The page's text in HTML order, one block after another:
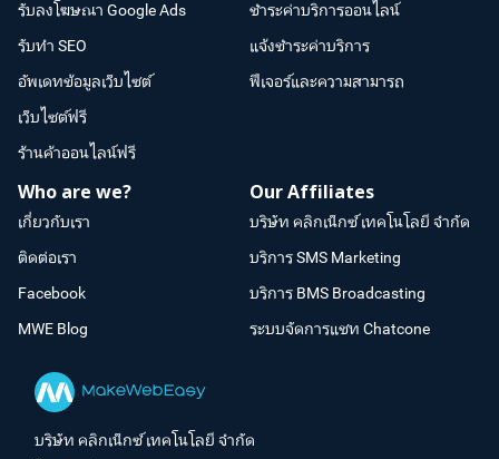
รับลงโฆษณา Google Ads
รับทำ SEO
อัพเดทข้อมูลเว็บไซต์
เว็บไซต์ฟรี
ร้านค้าออนไลน์ฟรี
ชำระค่าบริการออนไลน์
แจ้งชำระค่าบริการ
ฟีเจอร์และความสามารถ
Who are we?
เกี่ยวกับเรา
ติดต่อเรา
Facebook
MWE Blog
Our Affiliates
บริษัท คลิกเน็กซ์ เทคโนโลยี จำกัด
บริการ SMS Marketing
บริการ BMS Broadcasting
ระบบจัดการแชท Chatcone
บริษัท คลิกเน็กซ์ เทคโนโลยี จำกัด